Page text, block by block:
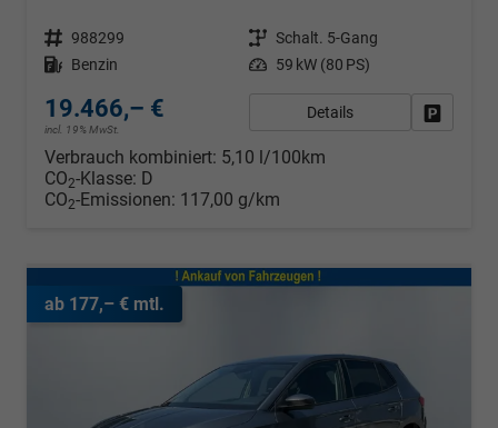
Fahrzeugnr. 988299 Getriebe Schalt. 5-Gang
Kraftstoff Benzin Leistung 59 kW (80 PS)
19.466,– €
incl. 19% MwSt.
Details
Verbrauch kombiniert: 5,10 l/100km
CO2-Klasse: D
CO2-Emissionen: 117,00 g/km
ab 177,– € mtl.